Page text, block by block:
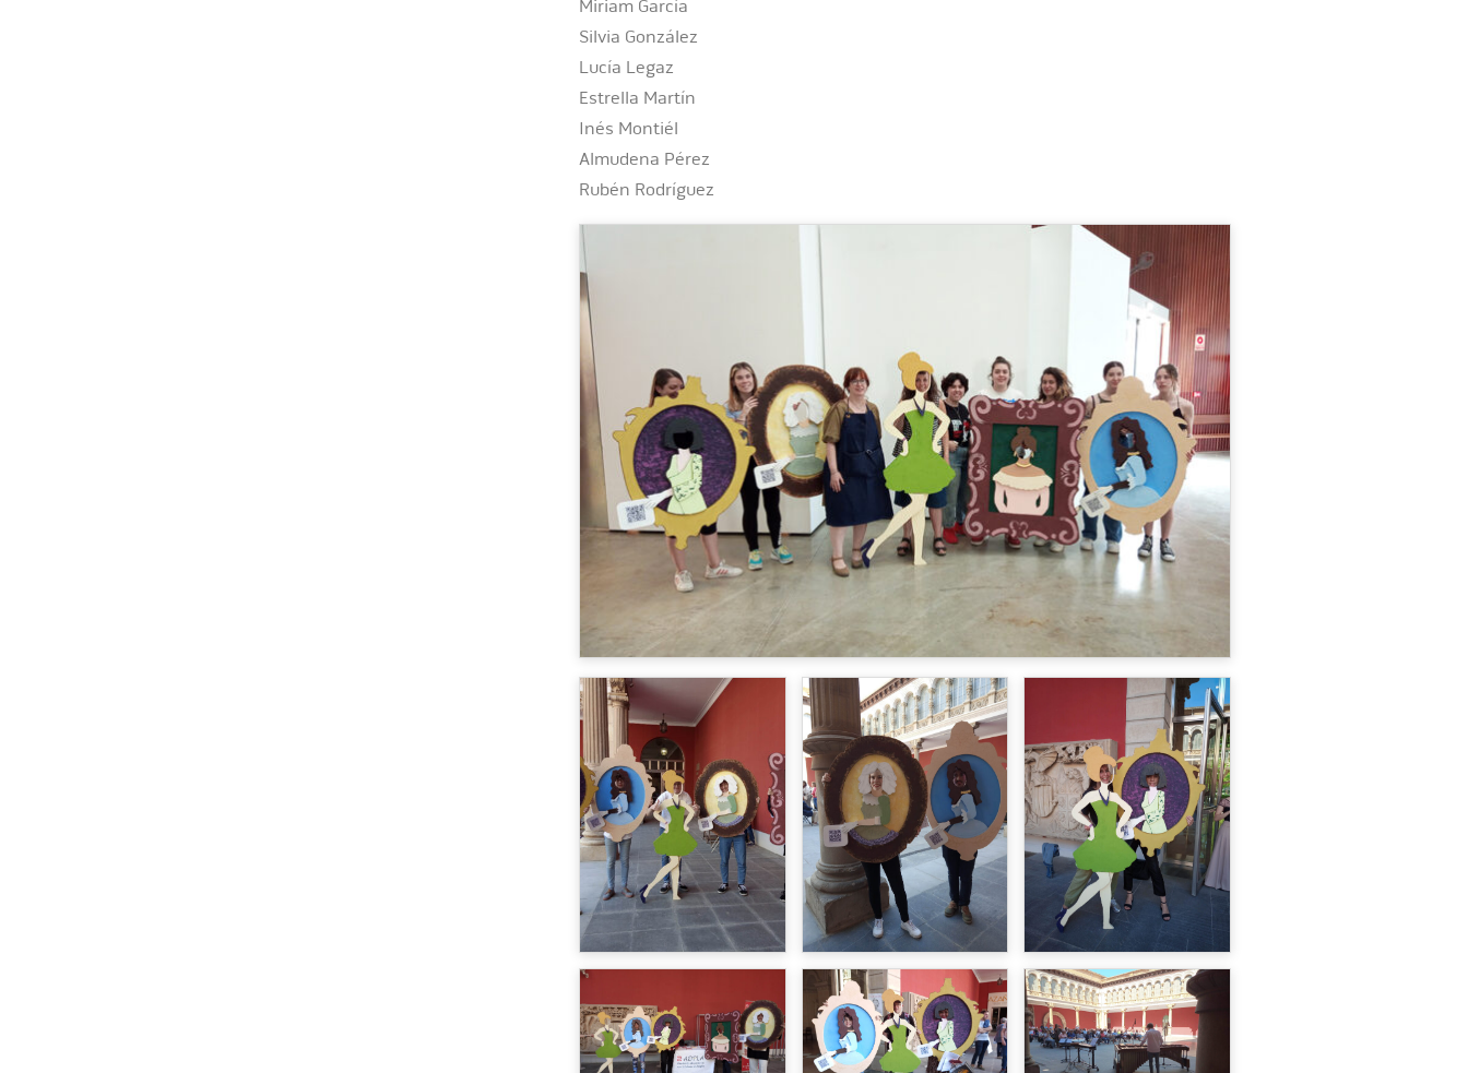
Miriam García
Silvia González
Lucía Legaz
Estrella Martín
Inés Montiél
Almudena Pérez
Rubén Rodríguez